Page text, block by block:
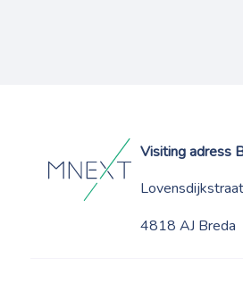
Visiting adress
4818 AJ Breda